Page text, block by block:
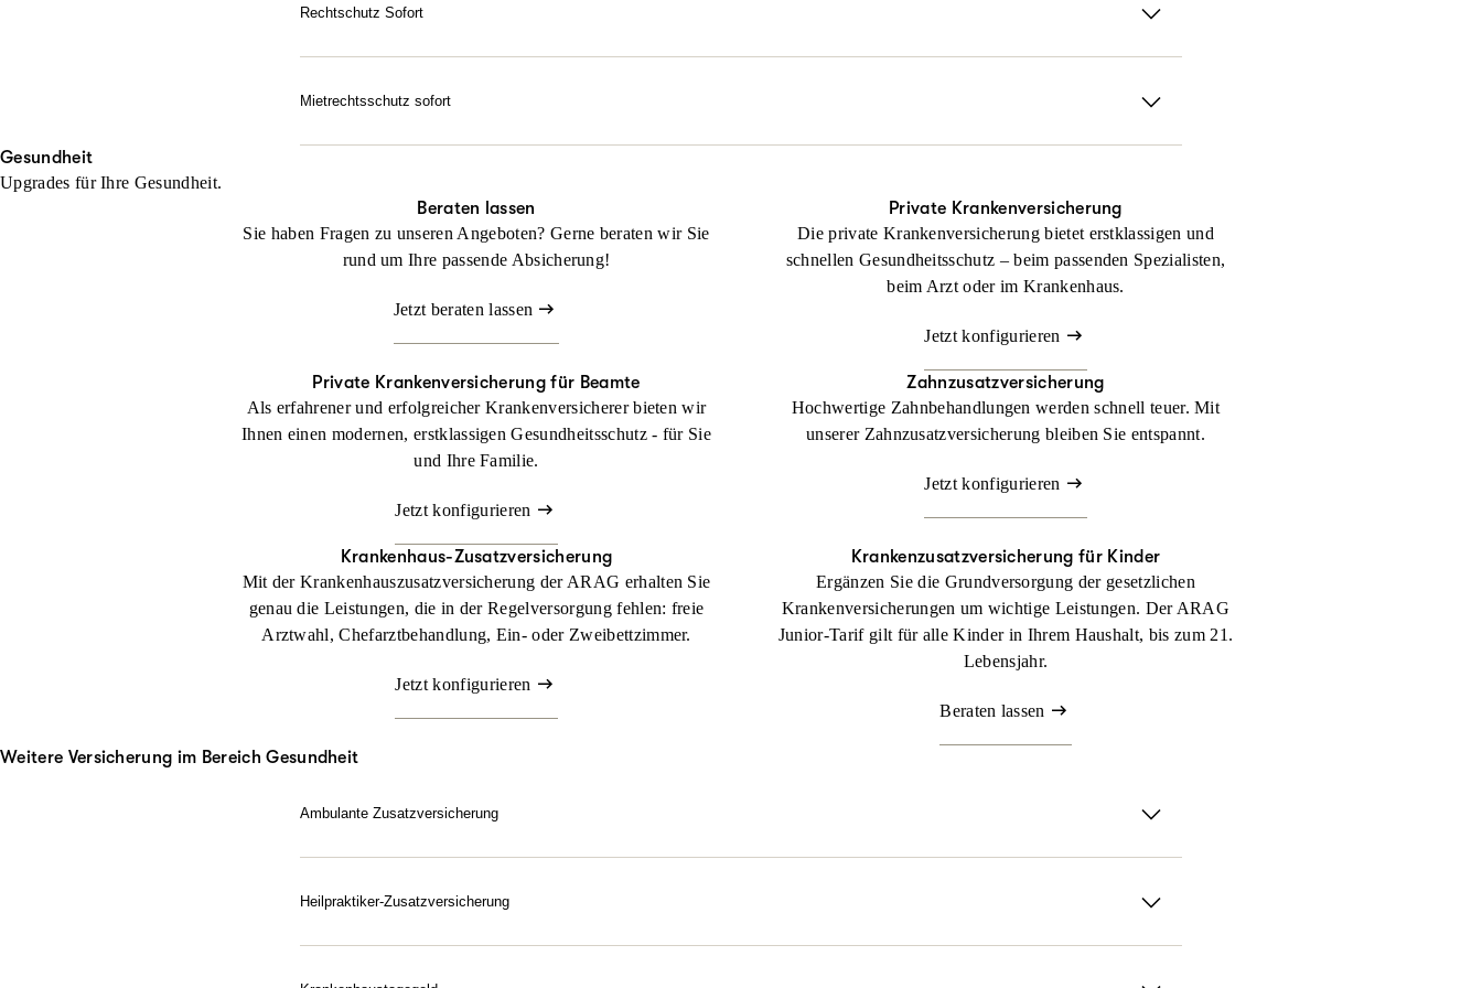
Gerichtskosten – wenn erforderlich auch durch alle Instanzen.
Jetzt konfigurieren Beraten lassen
Rechtschutz Sofort
Mietrechtsschutz sofort
Jetzt konfigurieren Beraten lassen
Gesundheit
Upgrades für Ihre Gesundheit.
Beraten lassen
Sie haben Fragen zu unseren Angeboten? Gerne beraten wir Sie
rund um Ihre passende Absicherung!
Jetzt beraten lassen
Private Krankenversicherung
Die private Krankenversicherung bietet erstklassigen und
schnellen Gesundheitsschutz – beim passenden Spezialisten,
beim Arzt oder im Krankenhaus.
Jetzt konfigurieren
Private Krankenversicherung für Beamte
Als erfahrener und erfolgreicher Krankenversicherer bieten wir
Ihnen einen modernen, erstklassigen Gesundheitsschutz - für Sie
und Ihre Familie.
Jetzt konfigurieren
Zahnzusatzversicherung
Hochwertige Zahnbehandlungen werden schnell teuer. Mit
unserer Zahnzusatzversicherung bleiben Sie entspannt.
Jetzt konfigurieren
Krankenhaus-Zusatzversicherung
Mit der Krankenhauszusatzversicherung der ARAG erhalten Sie
genau die Leistungen, die in der Regelversorgung fehlen: freie
Arztwahl, Chefarztbehandlung, Ein- oder Zweibettzimmer.
Jetzt konfigurieren
Krankenzusatz­versicherung für Kinder
Ergänzen Sie die Grundversorgung der gesetzlichen
Krankenversicherungen um wichtige Leistungen. Der ARAG
Junior-Tarif gilt für alle Kinder in Ihrem Haushalt, bis zum 21.
Lebensjahr.
Beraten lassen
Weitere Versicherung im Bereich Gesundheit
Ambulante Zusatzversicherung
Heilpraktiker-Zusatzversicherung
alternativen Heilmitteln.